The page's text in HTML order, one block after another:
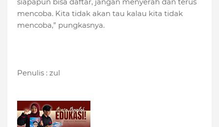
siapapun bisa daftar, jangan menyerah dan terus
mencoba. Kita tidak akan tau kalau kita tidak
mencoba,” pungkasnya.
Penulis : zul